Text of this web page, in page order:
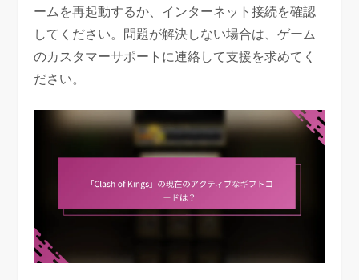
ームを再起動するか、インターネット接続を確認
してください。問題が解決しない場合は、ゲーム
のカスタマーサポートに連絡して支援を求めてく
ださい。